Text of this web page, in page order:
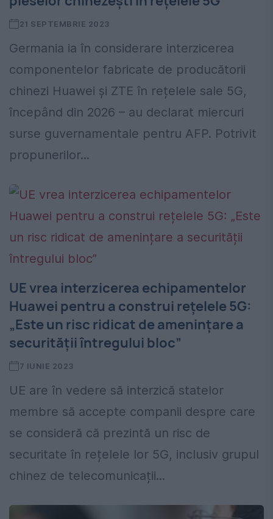
21 SEPTEMBRIE 2023
Germania ia în considerare interzicerea
componentelor fabricate de producătorii
chinezi Huawei și ZTE în rețelele sale 5G,
începând din 2026 – au declarat miercuri
surse guvernamentale pentru AFP. Potrivit
propunerilor...
UE vrea interzicerea echipamentelor
Huawei pentru a construi rețelele 5G:
„Este un risc ridicat de amenințare a
securității întregului bloc”
7 IUNIE 2023
UE are în vedere să interzică statelor
membre să accepte companii despre care
se consideră că prezintă un risc de
securitate în rețelele lor 5G, inclusiv grupul
chinez de telecomunicații...